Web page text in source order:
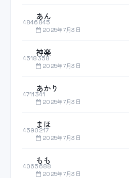
4846845
あん
2025年7月3日
4518358
神楽
2025年7月3日
4711341
あかり
2025年7月3日
4590217
まほ
2025年7月3日
4065688
もも
2025年7月3日